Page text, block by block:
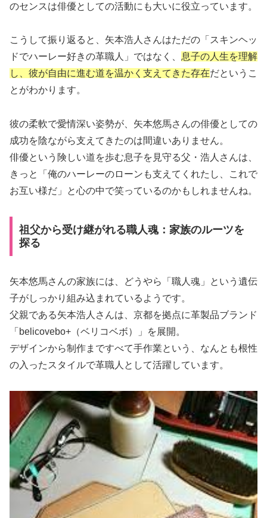
のセンスは俳優としての活動にも大いに役立っています。
こうして振り返ると、矢本浩人さんはただの「スキンヘッ
ドでハーレー好きの革職人」ではなく、 息子の人生を理解
し、彼が自由に進む道を温かく支えてきた存在だというこ
とがわかります。
彼の柔軟で愛情深い姿勢が、矢本悠馬さんの俳優としての
成功を陰ながら支えてきたのは間違いありません。
俳優という険しい道を歩む息子を見守る父・浩人さんは、
きっと「俺のハーレーのローンも支えてくれたし、これで
お互い様だ」と心の中で笑っているのかもしれませんね。
祖父から受け継がれる職人魂：家族のルーツを
探る
矢本悠馬さんの家族には、どうやら「職人魂」という遺伝
子がしっかり組み込まれているようです。
父親である矢本浩人さんは、京都を拠点に革製品ブランド
「belicovebo+（ベリコベボ）」を展開。
デザインから制作まですべて手作業という、なんとも根性
の入ったスタイルで革職人として活躍しています。